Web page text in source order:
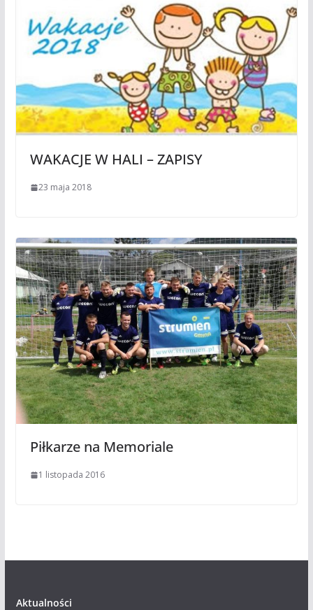
WAKACJE W HALI – ZAPISY
23 maja 2018
Piłkarze na Memoriale
1 listopada 2016
Aktualności